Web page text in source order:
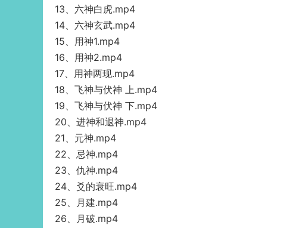
13、六神白虎.mp4
14、六神玄武.mp4
15、用神1.mp4
16、用神2.mp4
17、用神两现.mp4
18、飞神与伏神 上.mp4
19、飞神与伏神 下.mp4
20、进神和退神.mp4
21、元神.mp4
22、忌神.mp4
23、仇神.mp4
24、爻的衰旺.mp4
25、月建.mp4
26、月破.mp4